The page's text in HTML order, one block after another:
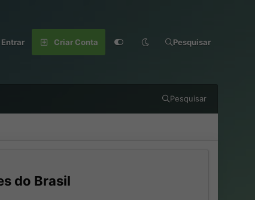
Entrar Criar Conta Pesquisar
Pesquisar
do Brasil